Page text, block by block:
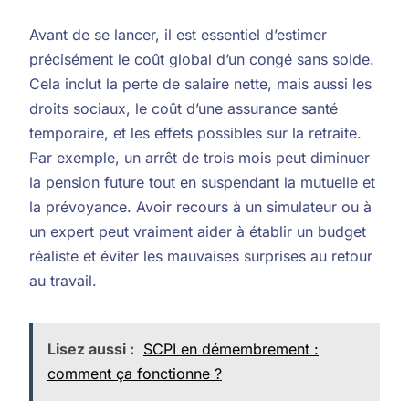
Avant de se lancer, il est essentiel d’estimer
précisément le coût global d’un congé sans solde.
Cela inclut la perte de salaire nette, mais aussi les
droits sociaux, le coût d’une assurance santé
temporaire, et les effets possibles sur la retraite.
Par exemple, un arrêt de trois mois peut diminuer
la pension future tout en suspendant la mutuelle et
la prévoyance. Avoir recours à un simulateur ou à
un expert peut vraiment aider à établir un budget
réaliste et éviter les mauvaises surprises au retour
au travail.
Lisez aussi : SCPI en démembrement :
comment ça fonctionne ?